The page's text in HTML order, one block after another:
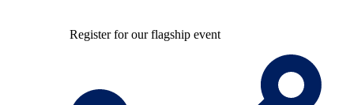
Register for our flagship event